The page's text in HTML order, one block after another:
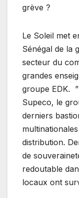
grève ?
Le Soleil met
Sénégal de la
secteur du
grandes
groupe EDK.
Supeco, le
derniers
distribution.
de
redoutable
locaux ont